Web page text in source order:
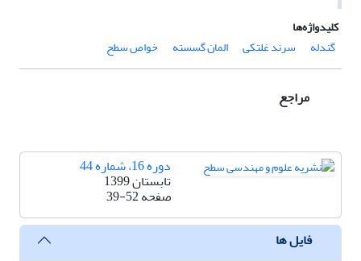
کلیدواژه‌ها
گندله
سرند غلتکی المان گسسته خواص سطح
مراجع
دوره 16، شماره 44
تابستان 1399
صفحه39-52
فایل ها